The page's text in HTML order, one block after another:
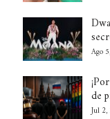
Ago
de
Jul